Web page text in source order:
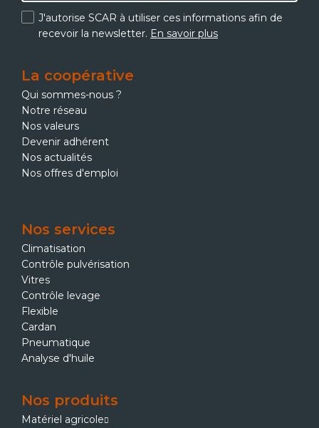
J'autorise SCAR à utiliser ces informations afin de
recevoir la newsletter. En savoir plus
La coopérative
Qui sommes-nous ?
Notre réseau
Nos valeurs
Devenir adhérent
Nos actualités
Nos offres d'emploi
Nos services
Climatisation
Contrôle pulvérisation
Vitres
Contrôle levage
Flexible
Cardan
Pneumatique
Analyse d'huile
Nos produits
Matériel agricole